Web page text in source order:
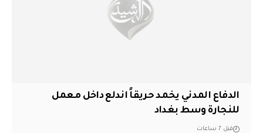
الدفاع المدني يخمد حريقاً اندلع داخل معمل
للنجارة وسط بغداد
قبل 7 ساعات